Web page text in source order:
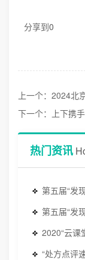
分享到0
上一个：2024北
下一个：上下携
热门资讯
2020“云课
“处方点评